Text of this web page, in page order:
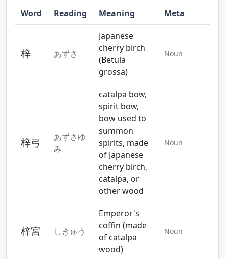
Step 11
Word Reading Meaning Meta
梓 あずさ
Japanese
cherry birch
(Betula
grossa)
Noun
梓弓
あずさゆ
み
catalpa bow,
spirit bow,
bow used to
summon
spirits, made
of Japanese
cherry birch,
catalpa, or
other wood
Noun
梓宮 しきゅう
Emperor's
coffin (made
of catalpa
wood)
Noun